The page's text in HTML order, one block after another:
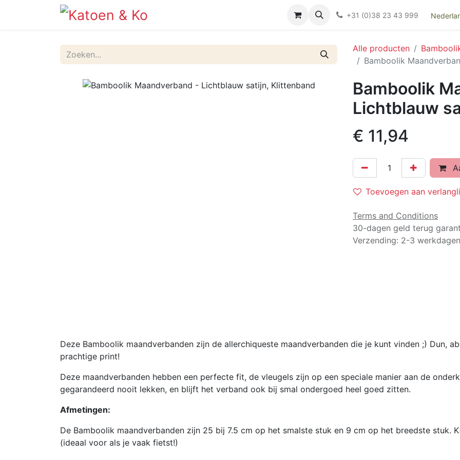
Kieswijzer nacht- en kraamverband
+31 (0)38 23 43 999
Alle producten
Bamboolik
Bamboolik
Lichtblauw
€ 11,94
Toevoegen aan
Terms and Conditions
30-dagen geld terug
Verzending: 2-3 werkdagen
Deze Bamboolik maandverbanden zijn de allerchiqueste maandverbanden die je kunt vinden ;) Dun,
prachtige print!
Deze maandverbanden hebben een perfecte fit, de vleugels zijn op een speciale manier aan de
gegarandeerd nooit lekken, en blijft het verband ook bij smal ondergoed heel goed zitten.
Afmetingen:
De Bamboolik maandverbanden zijn 25 bij 7.5 cm op het smalste stuk en 9 cm op het breedste stuk.
(ideaal voor als je vaak fietst!)